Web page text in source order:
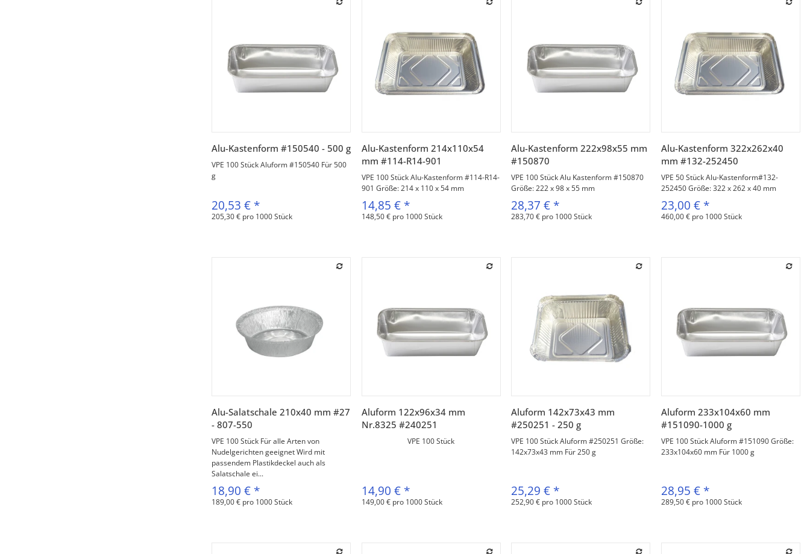
Vorschau
Alu-Kastenform #150540 - 500 g
VPE 100 Stück Aluform #150540 Für 500
g
20,53 € *
205,30 € pro 1000 Stück
Vorschau
Alu-Kastenform 214x110x54
mm #114-R14-901
VPE 100 Stück Alu-Kastenform #114-R14-
901 Größe: 214 x 110 x 54 mm
14,85 € *
148,50 € pro 1000 Stück
Vorschau
Alu-Kastenform 222x98x55 mm
#150870
VPE 100 Stück Alu Kastenform #150870
Größe: 222 x 98 x 55 mm
28,37 € *
283,70 € pro 1000 Stück
Vorschau
Alu-Kastenform 322x262x40
mm #132-252450
VPE 50 Stück Alu-Kastenform#132-
252450 Größe: 322 x 262 x 40 mm
23,00 € *
460,00 € pro 1000 Stück
Vorschau
Alu-Salatschale 210x40 mm #27
- 807-550
VPE 100 Stück Für alle Arten von
Nudelgerichten geeignet Wird mit
passendem Plastikdeckel auch als
Salatschale ei...
18,90 € *
189,00 € pro 1000 Stück
Vorschau
Aluform 122x96x34 mm
Nr.8325 #240251
VPE 100 Stück
14,90 € *
149,00 € pro 1000 Stück
Vorschau
Aluform 142x73x43 mm
#250251 - 250 g
VPE 100 Stück Aluform #250251 Größe:
142x73x43 mm Für 250 g
25,29 € *
252,90 € pro 1000 Stück
Vorschau
Aluform 233x104x60 mm
#151090-1000 g
VPE 100 Stück Aluform #151090 Größe:
233x104x60 mm Für 1000 g
28,95 € *
289,50 € pro 1000 Stück